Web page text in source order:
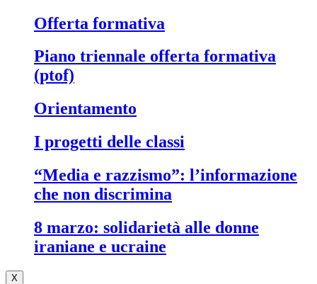
offerta formativa
piano triennale offerta formativa
(ptof)
orientamento
i progetti delle classi
“media e razzismo”: l’informazione
che non discrimina
8 marzo: solidarietà alle donne
iraniane e ucraine
X